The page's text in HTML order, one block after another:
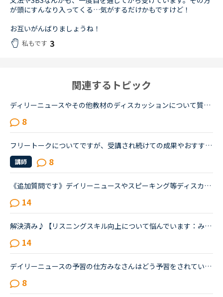
が頭にすんなり入ってくる…気がするだけかもですけど！
お互いがんばりましょうね！
私もです 3
関連するトピック
ディリーニュースやその他教材のディスカッションについて質問致します。実は、昨日初めてネイティブキャンプを利用し、ディリーニュースの初級レベルを受けました。いきなりつまづいては、先生はもとより自分自...
8
フリートークについてですが、受講され続けての成果やおすすめの受講方法、気をつけていることあれば教えていただけないでしょうか。これからはアウトプットも鍛えたいので、フリートークを受講する機会を増やし...
講師 8
《追加質問です》デイリーニュースやスピーキング等ディスカッションが含まれる教材のレッスンについて質問です。最近はデイリーニュースを受講しておりますが、レッスン前にディスカッションの質問に対する回答...
14
解決済み♪【リスニングスキル向上について悩んでいます：みなさんどのように学習していますか。】●私の英語力私は、「聞こえない」ことが課題だと考えているTOEIC600コースを中心に受講中のもうすぐ40歳です。・T...
14
デイリーニュースの予習の仕方みなさんはどう予習をされているか気になりまして、ご相談させてください。簡単な会話等はできるようになっており、カランStage9から段々と難しくなり先生に相談したところデイリー...
8